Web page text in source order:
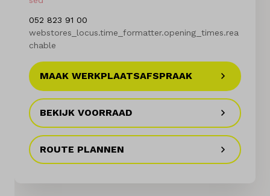
Zakelijke lease
Elektrisch
Onderhoud
Diensten
Contact
052 823 91 00
webstores_locus.time_formatter.opening_times.rea
chable
MAAK WERKPLAATSAFSPRAAK
BEKIJK VOORRAAD
ROUTE PLANNEN